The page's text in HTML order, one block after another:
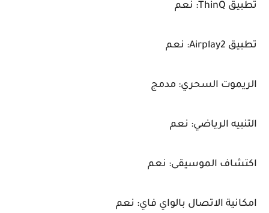
تطبيق ThinQ: نعم
تطبيق Airplay2: نعم
الريموت السحري: مدمج
التنبيه الرياضي: نعم
اكتشاف الموسيقى: نعم
امكانية الاتصال بالواي فاي: نعم